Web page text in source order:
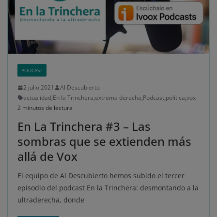
PODCAST
2 julio 2021
Al Descubierto
actualidad,En la Trinchera,extrema derecha,Podcast,política,vox
2 minutos de lectura
En La Trinchera #3 – Las
sombras que se extienden más
allá de Vox
El equipo de Al Descubierto hemos subido el tercer
episodio del podcast En la Trinchera: desmontando a la
ultraderecha, donde